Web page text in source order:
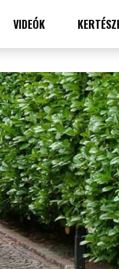
VIDEÓK